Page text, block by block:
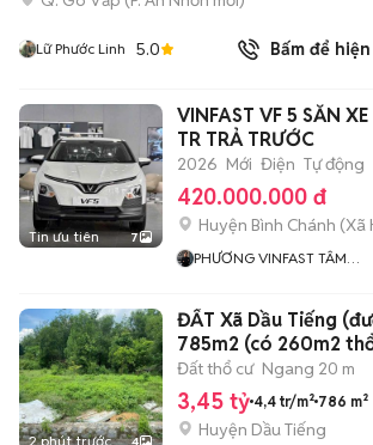
Lữ Phước Linh 5.0 Bấm để
Tin ưu tiên 7
VINFAST VF 5 SẴN
TR TRẢ TRƯỚC
2026 Mới Điện Tự động
420.000.000 đ
Huyện Bình Chánh (Xã
PHƯƠNG VINFAST TÂM
2 phút trước 4
ĐẤT Xã Dầu Tiếng
785m2 (có 260m2
450
Đất thổ cư Ngang 20 m
3,45 tỷ 4,4 tr/m² 786 m²
Huyện Dầu Tiếng